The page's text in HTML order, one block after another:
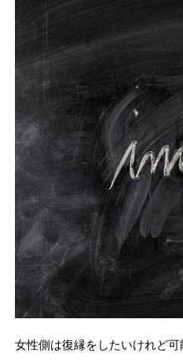
女性側は復縁をしたいけれど